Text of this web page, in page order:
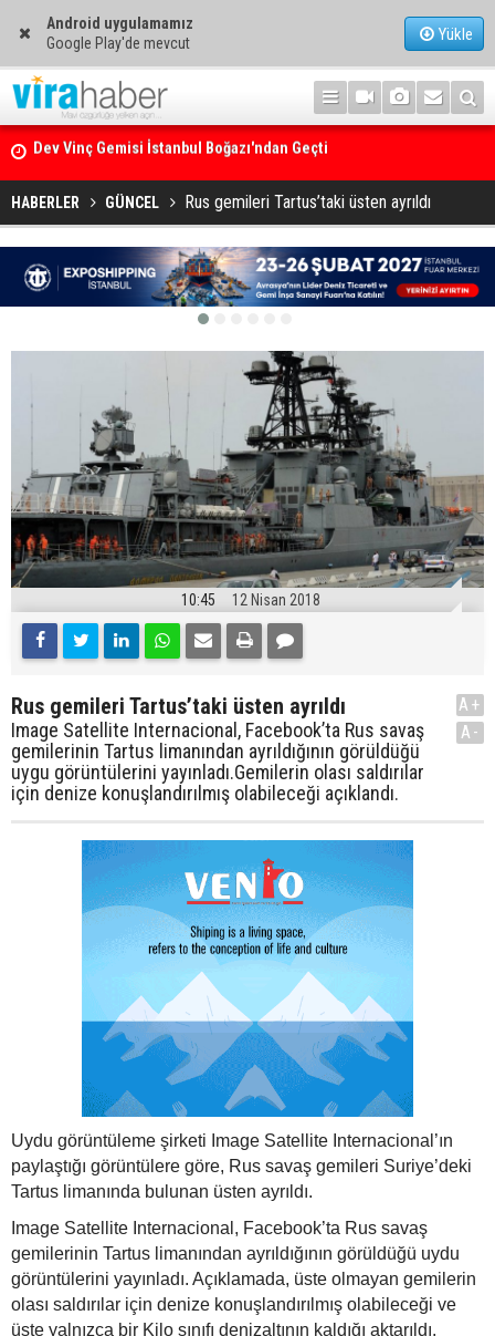
Android uygulamamız
Google Play'de mevcut
Yükle
Ege Denizi’nin En Büyük Mercan Ormanı
HABERLER GÜNCEL Rus gemileri Tartus’taki üsten ayrıldı
10:45 12 Nisan 2018
Rus gemileri Tartus’taki üsten ayrıldı
Image Satellite Internacional, Facebook’ta Rus savaş
gemilerinin Tartus limanından ayrıldığının görüldüğü
uygu görüntülerini yayınladı.Gemilerin olası saldırılar
için denize konuşlandırılmış olabileceği açıklandı.
A+
A-
Uydu görüntüleme şirketi Image Satellite Internacional’ın
paylaştığı görüntülere göre, Rus savaş gemileri Suriye’deki
Tartus limanında bulunan üsten ayrıldı.
Image Satellite Internacional, Facebook’ta Rus savaş
gemilerinin Tartus limanından ayrıldığının görüldüğü uydu
görüntülerini yayınladı. Açıklamada, üste olmayan gemilerin
olası saldırılar için denize konuşlandırılmış olabileceği ve
üste yalnızca bir Kilo sınıfı denizaltının kaldığı aktarıldı.